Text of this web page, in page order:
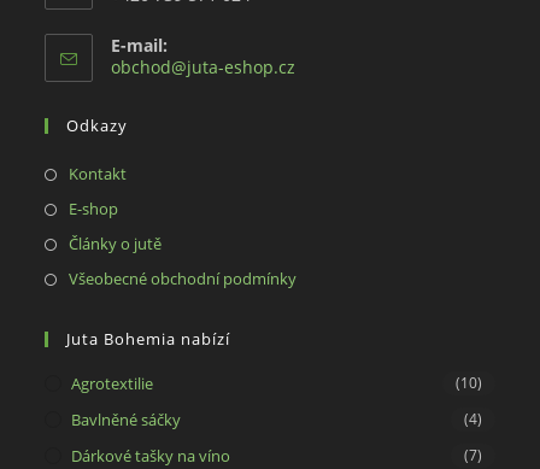
E-mail:
obchod@juta-eshop.cz
Odkazy
KontaktOpens
a
tab
E-shopOpens
in
tab
Články o jutěOpens
in
new
Všeobecné obchodní podmínkyOpens
Juta Bohemia nabízí
Agrotextilie (10)
Bavlněné sáčky (4)
Dárkové tašky na víno (7)